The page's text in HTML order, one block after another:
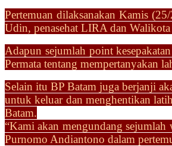
Pertemuan dilaksanakan Kamis
Udin, penasehat LIRA dan
Adapun sejumlah point
Permata tentang mempertanyakan
Selain itu BP Batam juga berjanji
untuk keluar dan menghentikan
Batam.
“Kami akan mengundang
Purnomo Andiantono dalam